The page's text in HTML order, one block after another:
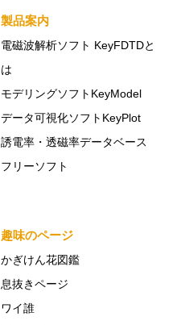
製品案内
電磁波解析ソフト KeyFDTDと
は
モデリングソフトKeyModel
データ可視化ソフトKeyPlot
誘電率・透磁率データベース
フリーソフト
趣味のページ
かぎけん花図鑑
息抜きページ
ワイ誰